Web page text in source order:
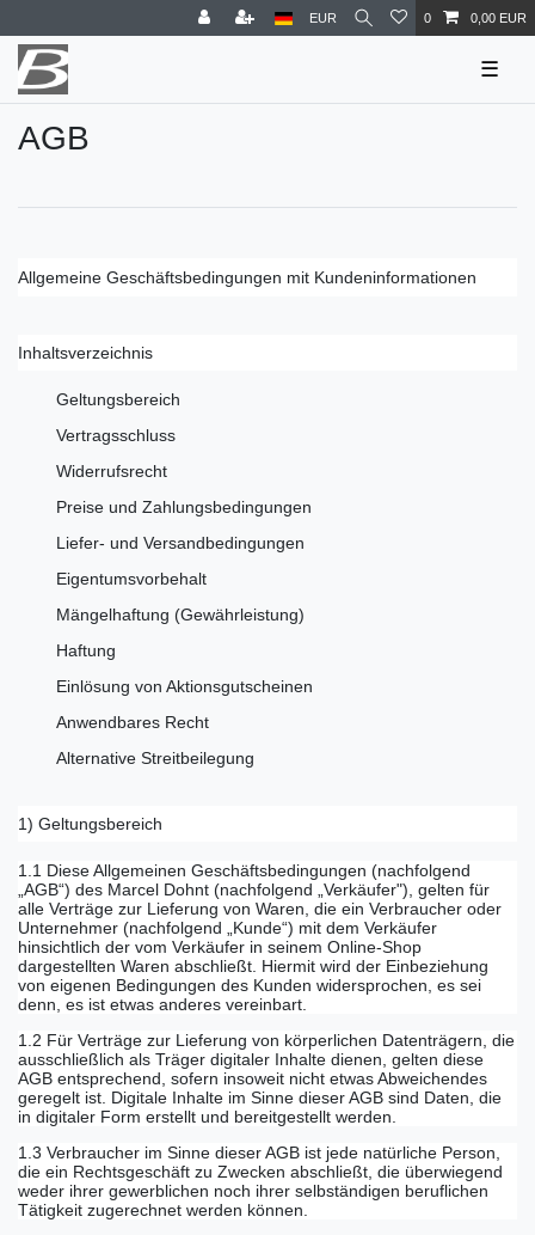
EUR 0 0,00 EUR
☰
AGB
Allgemeine Geschäftsbedingungen mit Kundeninformationen
Inhaltsverzeichnis
Geltungsbereich
Vertragsschluss
Widerrufsrecht
Preise und Zahlungsbedingungen
Liefer- und Versandbedingungen
Eigentumsvorbehalt
Mängelhaftung (Gewährleistung)
Haftung
Einlösung von Aktionsgutscheinen
Anwendbares Recht
Alternative Streitbeilegung
1) Geltungsbereich
1.1 Diese Allgemeinen Geschäftsbedingungen (nachfolgend
„AGB“) des Marcel Dohnt (nachfolgend „Verkäufer"), gelten für
alle Verträge zur Lieferung von Waren, die ein Verbraucher oder
Unternehmer (nachfolgend „Kunde“) mit dem Verkäufer
hinsichtlich der vom Verkäufer in seinem Online-Shop
dargestellten Waren abschließt. Hiermit wird der Einbeziehung
von eigenen Bedingungen des Kunden widersprochen, es sei
denn, es ist etwas anderes vereinbart.
1.2 Für Verträge zur Lieferung von körperlichen Datenträgern, die
ausschließlich als Träger digitaler Inhalte dienen, gelten diese
AGB entsprechend, sofern insoweit nicht etwas Abweichendes
geregelt ist. Digitale Inhalte im Sinne dieser AGB sind Daten, die
in digitaler Form erstellt und bereitgestellt werden.
1.3 Verbraucher im Sinne dieser AGB ist jede natürliche Person,
die ein Rechtsgeschäft zu Zwecken abschließt, die überwiegend
weder ihrer gewerblichen noch ihrer selbständigen beruflichen
Tätigkeit zugerechnet werden können.